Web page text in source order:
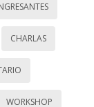
CHARLAS
WORKSHOP